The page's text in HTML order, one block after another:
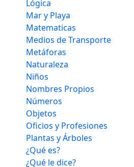
Lógica
Mar y Playa
Matematicas
Medios de Transporte
Metáforas
Naturaleza
Niños
Nombres Propios
Números
Objetos
Oficios y Profesiones
Plantas y Árboles
¿Qué es?
¿Qué le dice?